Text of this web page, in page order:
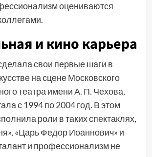
оцениваются
и кино карьера
свои первые шаги в
на сцене Московского
театра имени А. П. Чехова,
с 1994 по 2004 год. В этом
роли в таких спектаклях,
«Царь Федор Иоаннович» и
и профессионализм не